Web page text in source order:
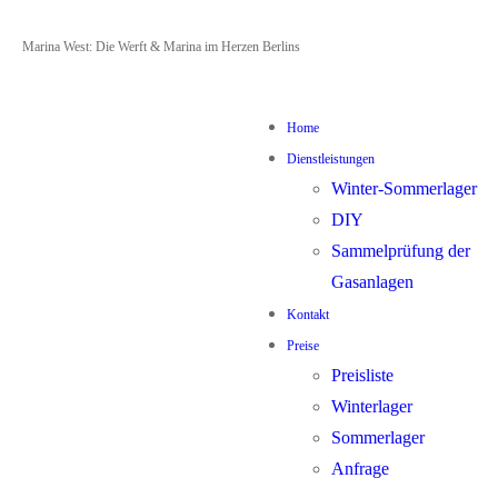
Zum
Menü
Schließen
Marina West: Die Werft & Marina im Herzen Berlins
Home
Dienstleistungen
Winter-Sommerlager
DIY
Sammelprüfung der
Gasanlagen
Kontakt
Preise
Preisliste
Winterlager
Sommerlager
Anfrage